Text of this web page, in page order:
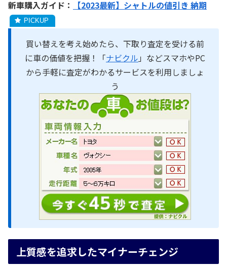
新車購入ガイド： 【2023最新】シャトルの値引き 納期
買い替えを考え始めたら、下取り査定を受ける前
に車の価値を把握！「ナビクル 」などスマホやPC
から手軽に査定がわかるサービスを利用しましょ
う
上質感を追求したマイナーチェンジ